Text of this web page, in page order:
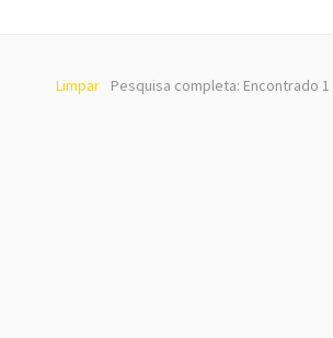
Pesquisa completa: Encontrado
Limpar